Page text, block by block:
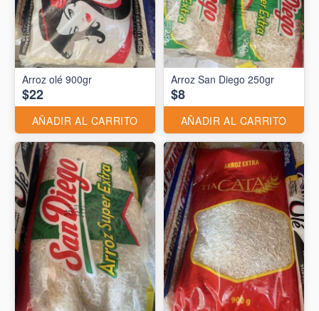
Arroz olé 900gr
$22
AÑADIR AL CARRITO
Arroz San Diego 250gr
$8
AÑADIR AL CARRITO